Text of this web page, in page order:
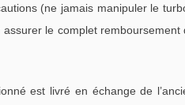
(ne jamais manipuler le
le complet remboursement
est livré en échange de